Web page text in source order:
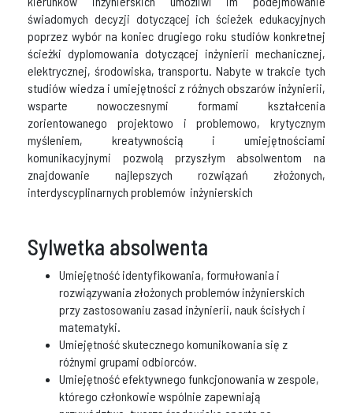
świadomych decyzji dotyczącej ich ścieżek edukacyjnych
poprzez wybór na koniec drugiego roku studiów konkretnej
ścieżki dyplomowania dotyczącej inżynierii mechanicznej,
elektrycznej, środowiska, transportu. Nabyte w trakcie tych
studiów wiedza i umiejętności z różnych obszarów inżynierii,
wsparte nowoczesnymi formami kształcenia
zorientowanego projektowo i problemowo, krytycznym
myśleniem, kreatywnością i umiejętnościami
komunikacyjnymi pozwolą przyszłym absolwentom na
znajdowanie najlepszych rozwiązań złożonych,
interdyscyplinarnych problemów inżynierskich
Sylwetka absolwenta
Umiejętność identyfikowania, formułowania i
rozwiązywania złożonych problemów inżynierskich
przy zastosowaniu zasad inżynierii, nauk ścisłych i
matematyki.
Umiejętność skutecznego komunikowania się z
różnymi grupami odbiorców.
Umiejętność efektywnego funkcjonowania w zespole,
którego członkowie wspólnie zapewniają